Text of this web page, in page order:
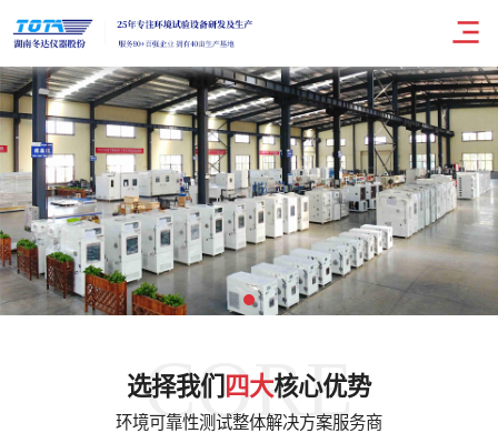
CORE
选择我们 四大核心优势
环境可靠性测试整体解决方案服务商